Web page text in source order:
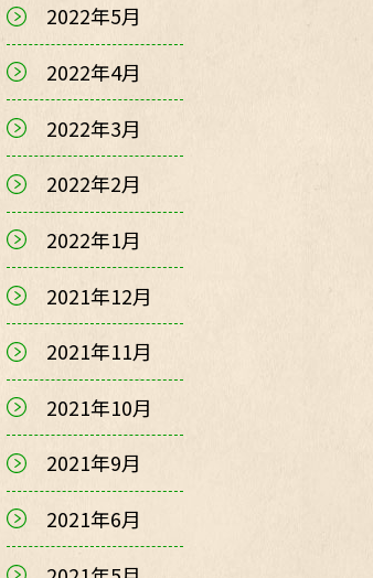
2022年5月
2022年4月
2022年3月
2022年2月
2022年1月
2021年12月
2021年11月
2021年10月
2021年9月
2021年6月